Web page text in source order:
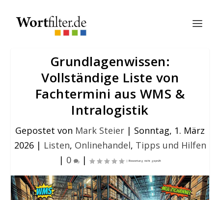
Grundlagenwissen:
Vollständige Liste von
Fachtermini aus WMS &
Intralogistik
Gepostet von Mark Steier | Sonntag, 1. März
2026| Listen, Onlinehandel, Tipps und Hilfen
| 0 |